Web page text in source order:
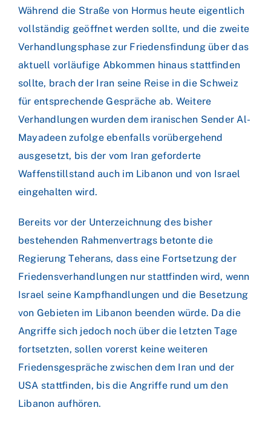
Während die Straße von Hormus heute eigentlich
vollständig geöffnet werden sollte, und die zweite
Verhandlungsphase zur Friedensfindung über das
aktuell vorläufige Abkommen hinaus stattfinden
sollte, brach der Iran seine Reise in die Schweiz
für entsprechende Gespräche ab. Weitere
Verhandlungen wurden dem iranischen Sender Al-
Mayadeen zufolge ebenfalls vorübergehend
ausgesetzt, bis der vom Iran geforderte
Waffenstillstand auch im Libanon und von Israel
eingehalten wird.
Bereits vor der Unterzeichnung des bisher
bestehenden Rahmenvertrags betonte die
Regierung Teherans, dass eine Fortsetzung der
Friedensverhandlungen nur stattfinden wird, wenn
Israel seine Kampfhandlungen und die Besetzung
von Gebieten im Libanon beenden würde. Da die
Angriffe sich jedoch noch über die letzten Tage
fortsetzten, sollen vorerst keine weiteren
Friedensgespräche zwischen dem Iran und der
USA stattfinden, bis die Angriffe rund um den
Libanon aufhören.